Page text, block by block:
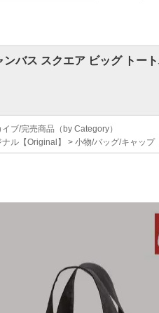
バス スクエア ビッグ トー
イブ/完売商品 （by Category）
ル【Original】 >小物/バッグ/キャップ